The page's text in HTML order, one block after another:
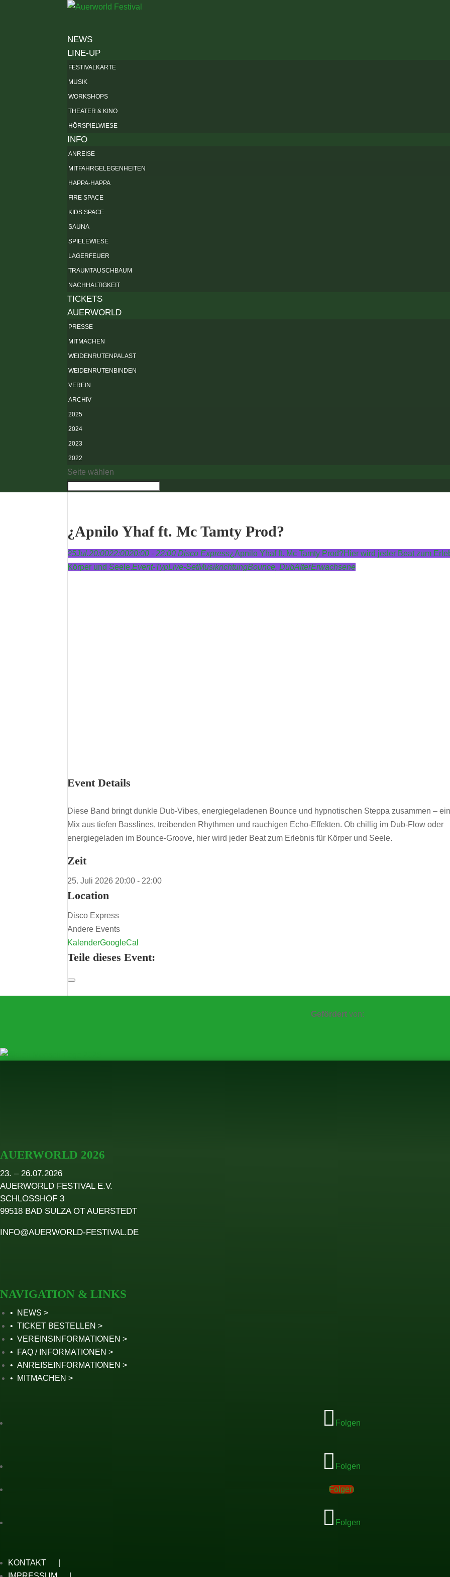
NEWS
LINE-UP
FESTIVALKARTE
MUSIK
WORKSHOPS
THEATER & KINO
HÖRSPIELWIESE
INFO
ANREISE
MITFAHRGELEGENHEITEN
HAPPA-HAPPA
FIRE SPACE
KIDS SPACE
SAUNA
SPIELEWIESE
LAGERFEUER
TRAUMTAUSCHBAUM
NACHHALTIGKEIT
TICKETS
AUERWORLD
PRESSE
MITMACHEN
WEIDENRUTENPALAST
WEIDENRUTENBINDEN
VEREIN
ARCHIV
2025
2024
2023
2022
Seite wählen
¿Apnilo Yhaf ft. Mc Tamty Prod?
25Jul.20:0022:0020:00 - 22:00 Disco Express¿Apnilo Yhaf ft. Mc Tamty Prod?Hier wird jeder Beat zum
Körper und Seele.Event-TypLive-SetMusikrichtungBounce,DubAlterErwachsene
Event Details
Diese Band bringt dunkle Dub-Vibes, energiegeladenen Bounce und hypnotischen Steppa zusammen –
Mix aus tiefen Basslines, treibenden Rhythmen und rauchigen Echo-Effekten. Ob chillig im Dub-Flow oder
energiegeladen im Bounce-Groove, hier wird jeder Beat zum Erlebnis für Körper und Seele.
Zeit
25. Juli 2026 20:00 - 22:00
Location
Disco Express
Andere Events
KalenderGoogleCal
Teile dieses Event:
Gefördert von:
AUERWORLD 2026
23. – 26.07.2026
AUERWORLD FESTIVAL E.V.
SCHLOSSHOF 3
99518 BAD SULZA OT AUERSTEDT
INFO@AUERWORLD-FESTIVAL.DE
NAVIGATION & LINKS
NEWS
TICKET BESTELLEN
VEREINSINFORMATIONEN
FAQ / INFORMATIONEN
ANREISEINFORMATIONEN
MITMACHEN
Folgen
Folgen
Folgen
Folgen
KONTAKT